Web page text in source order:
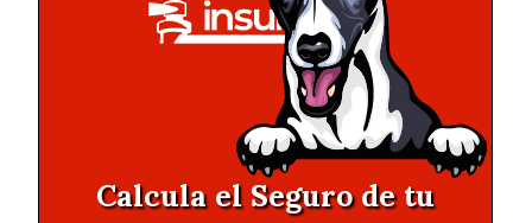
Calcula el Seguro de tu